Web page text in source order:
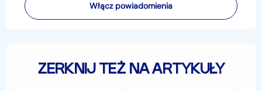
Włącz powiadomienia
ZERKNIJ TEŻ NA ARTYKUŁY